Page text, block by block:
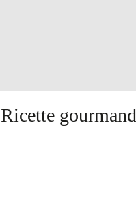
Ricette gourmand